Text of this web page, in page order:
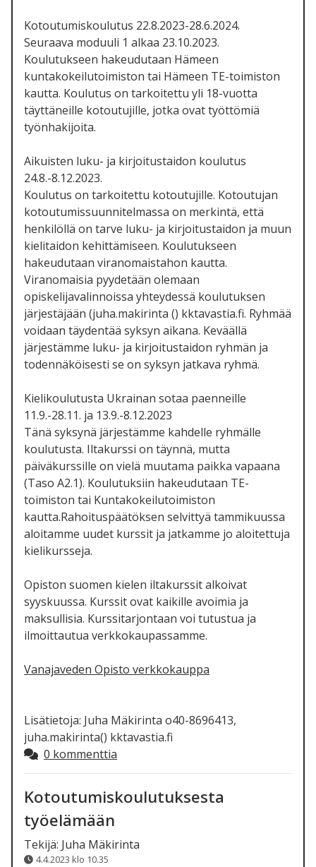
Kotoutumiskoulutus 22.8.2023-28.6.2024.
Seuraava moduuli 1 alkaa 23.10.2023.
Koulutukseen hakeudutaan Hämeen
kuntakokeilutoimiston tai Hämeen TE-toimiston
kautta. Koulutus on tarkoitettu yli 18-vuotta
täyttäneille kotoutujille, jotka ovat työttömiä
työnhakijoita.
Aikuisten luku- ja kirjoitustaidon koulutus
24.8.-8.12.2023.
Koulutus on tarkoitettu kotoutujille. Kotoutujan
kotoutumissuunnitelmassa on merkintä, että
henkilöllä on tarve luku- ja kirjoitustaidon ja muun
kielitaidon kehittämiseen. Koulutukseen
hakeudutaan viranomaistahon kautta.
Viranomaisia pyydetään olemaan
opiskelijavalinnoissa yhteydessä koulutuksen
järjestäjään (juha.makirinta () kktavastia.fi. Ryhmää
voidaan täydentää syksyn aikana. Keväällä
järjestämme luku- ja kirjoitustaidon ryhmän ja
todennäköisesti se on syksyn jatkava ryhmä.
Kielikoulutusta Ukrainan sotaa paenneille
11.9.-28.11. ja 13.9.-8.12.2023
Tänä syksynä järjestämme kahdelle ryhmälle
koulutusta. Iltakurssi on täynnä, mutta
päiväkurssille on vielä muutama paikka vapaana
(Taso A2.1). Koulutuksiin hakeudutaan TE-
toimiston tai Kuntakokeilutoimiston
kautta.Rahoituspäätöksen selvittyä tammikuussa
aloitamme uudet kurssit ja jatkamme jo aloitettuja
kielikursseja.
Opiston suomen kielen iltakurssit alkoivat
syyskuussa. Kurssit ovat kaikille avoimia ja
maksullisia. Kurssitarjontaan voi tutustua ja
ilmoittautua verkkokaupassamme.
Vanajaveden Opisto verkkokauppa
Lisätietoja: Juha Mäkirinta o40-8696413,
juha.makirinta() kktavastia.fi
0 kommenttia
Kotoutumiskoulutuksesta
työelämään
Tekijä: Juha Mäkirinta
4.4.2023 klo 10.35